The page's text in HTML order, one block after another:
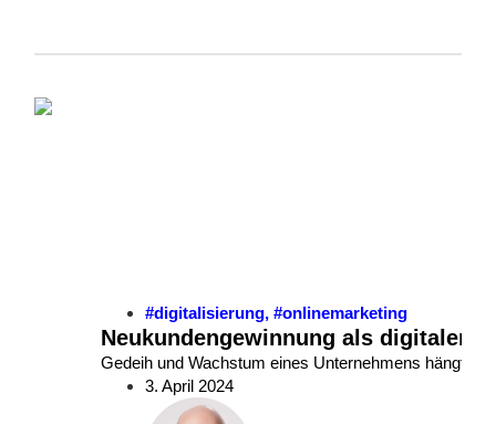
#digitalisierung,#onlinemarketing
Neukundengewinnung als digitaler
Gedeih und Wachstum eines Unternehmens hängt
3. April 2024